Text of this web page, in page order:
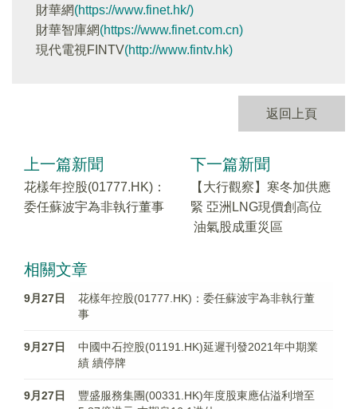
財華網(https://www.finet.hk/)
財華智庫網(https://www.finet.com.cn)
現代電視FINTV(http://www.fintv.hk)
返回上頁
上一篇新聞
花樣年控股(01777.HK)：
委任蘇波宇為非執行董事
下一篇新聞
【大行觀察】寒冬加供應
緊 亞洲LNG現價創高位
油氣股成重災區
相關文章
9月27日
花樣年控股(01777.HK)：委任蘇波宇為非執行董
事
9月27日
中國中石控股(01191.HK)延遲刊發2021年中期業
績 續停牌
9月27日
豐盛服務集團(00331.HK)年度股東應佔溢利增至